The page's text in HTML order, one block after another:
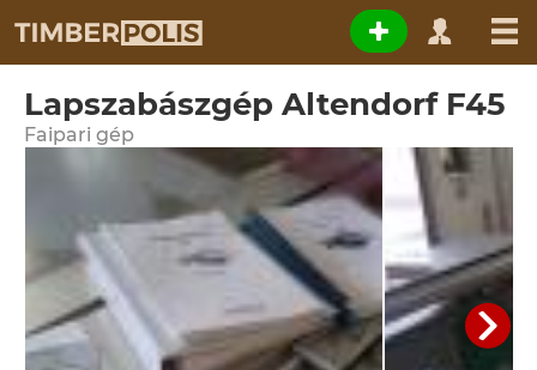
Lapszabászgép Altendorf F45
Faipari gép